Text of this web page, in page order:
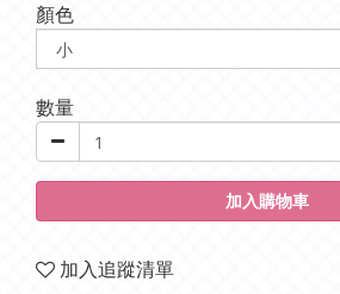
顏色
數量
加入購物車
加入追蹤清單